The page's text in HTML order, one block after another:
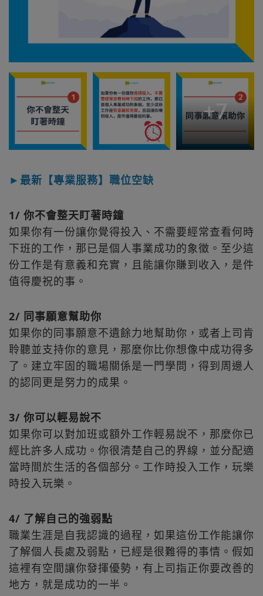
+7
►最新【專業服務】職位空缺
1/ 你不會整天盯著時鐘
如果你有一份讓你覺得投入、不需要經常查看何時
下班的工作，那已是個人事業成功的象徵。至少這
份工作是有意義和充實，且能讓你賺到收入，是件
值得慶祝的事。
2/ 同事願意幫助你
如果你的同事願意不遺餘力地幫助你，或者上司肯
聆聽並支持你的意見，那麼你比你想像中成功得多
了。建立牢固的職場關係是一門學問，得到周邊人
的認同更是努力的成果。
3/ 你可以輕易說不
如果你可以對加班或額外工作輕易說不，那麼你已
經比許多人成功。你很清楚自己的界線，並分配適
當時間於生活的各個部分。工作時投入工作，玩樂
時投入玩樂。
4/ 了解自己的強弱點
職業生涯是自我認識的過程，如果這份工作能讓你
了解個人長處及弱點，已經是很難得的事情。假如
這裡有空間讓你發揮優勢，有上司指正你要改善的
地方，就是成功的一半。